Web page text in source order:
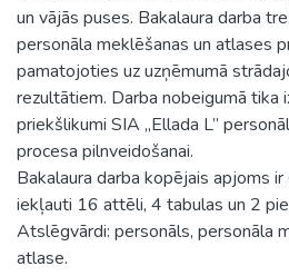
un vājās puses. Bakalaura darba
personāla meklēšanas un atlases
pamatojoties uz uzņēmumā
rezultātiem. Darba nobeigumā tika
priekšlikumi SIA „Ellada L”
procesa pilnveidošanai.
Bakalaura darba kopējais apjoms
iekļauti 16 attēli, 4 tabulas un 2
Atslēgvārdi: personāls, personāla
atlase.